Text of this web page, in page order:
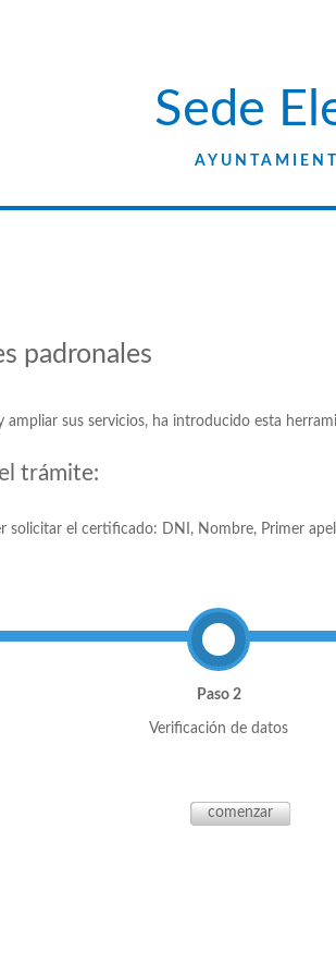
Sede
padronales
sus servicios, ha introducido esta
trámite:
solicitar el certificado: DNI, Nombre, Primer
Paso 2
Verificación de datos